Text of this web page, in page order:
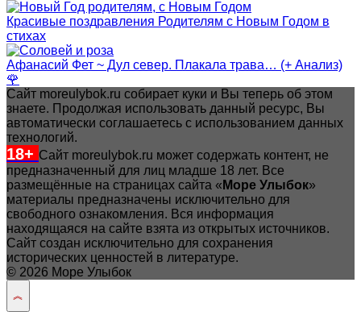
Красивые поздравления Родителям с Новым Годом в
стихах
Афанасий Фет ~ Дул север. Плакала трава… (+ Анализ)
🌹
Сайт moreulybok.ru собирает куки и Вы теперь об этом
знаете. Продолжая использовать данный ресурс, Вы
автоматически соглашаетесь с использованием данных
технологий.
18+ Сайт moreulybok.ru может содержать контент, не
предназначенный для лиц младше 18 лет. Все
размещённые на страницах сайта « Море Улыбок»
материалы предназначены исключительно для
свободного ознакомления. Вся информация
находящаяся на сайте взята из открытых источников.
Сайт создан исключительно для сохранения
исторических ценностей в литературе.
© 2026 Море Улыбок